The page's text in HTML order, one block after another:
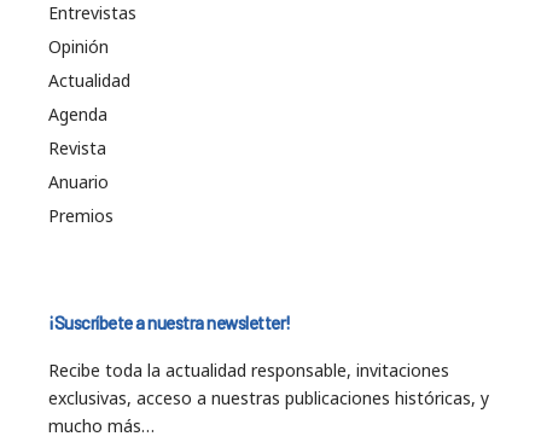
Entrevistas
Opinión
Actualidad
Agenda
Revista
Anuario
Premios
¡Suscríbete a nuestra newsletter!
Recibe toda la actualidad responsable, invitaciones
exclusivas, acceso a nuestras publicaciones históricas, y
mucho más…